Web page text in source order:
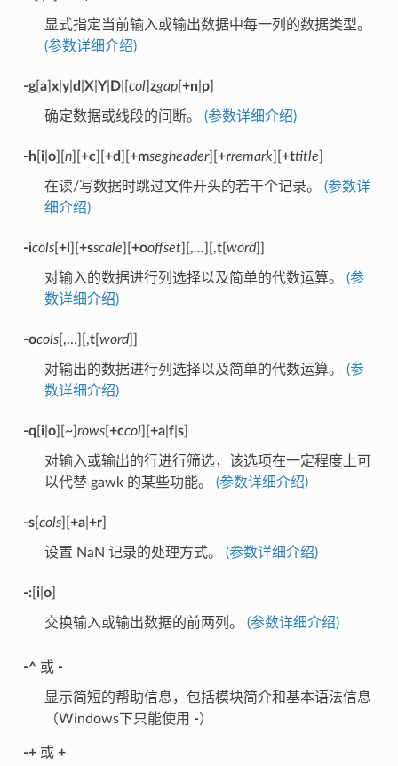
显式指定当前输入或输出数据中每一列的数据类型。
(参数详细介绍)
-g[ a] x| y|d X| Y| D|[ col] zgap[ +n| p]
确定数据或线段的间断。 (参数详细介绍)
-h[ i| o][ n][ +c][ +d +msegheader][ +rremark][ +ttitle
在读/写数据时跳过文件开头的若干个记录。 (参数详
细介绍)
-icols[ +l +sscale +ooffset][,... ][,t[ word]]
对输入的数据进行列选择以及简单的代数运算。 (参
数详细介绍)
-ocols[,...][,t[ word]]
对输出的数据进行列选择以及简单的代数运算。 (参
数详细介绍)
-q i| o][~] rows[ +ccol][ +a| f| s]
对输入或输出的行进行筛选，该选项在一定程度上可
以代替 gawk 的某些功能。 (参数详细介绍)
-s[ cols][ +a| +r]
设置 NaN 记录的处理方式。 (参数详细介绍)
-:[ i| o]
交换输入或输出数据的前两列。 (参数详细介绍)
-^或 -
显示简短的帮助信息，包括模块简介和基本语法信息
（Windows下只能使用 -）
-+或 +